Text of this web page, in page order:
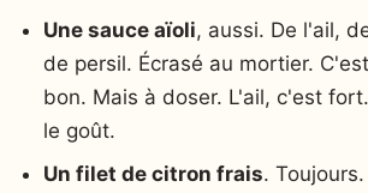
Une sauce aïoli, aussi. De l'ail,
de persil. Écrasé au mortier.
bon. Mais à doser. L'ail, c'est
le goût.
Un filet de citron frais.